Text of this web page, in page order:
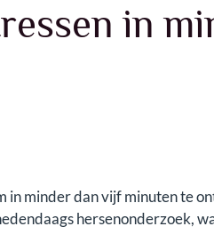
in
in minder dan vijf minuten te
hersenonderzoek,